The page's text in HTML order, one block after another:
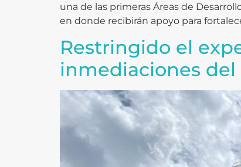
una de las primeras Áreas de
en donde recibirán apoyo para
Restringido el
inmediaciones del